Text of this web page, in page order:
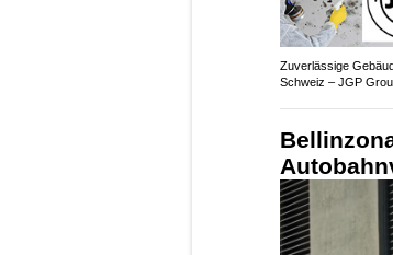
Zuverlässige
Schweiz – JGP